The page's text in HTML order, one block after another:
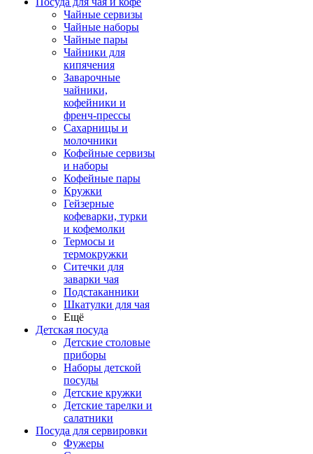
Чайные сервизы
Чайные наборы
Чайные пары
Чайники для
кипячения
Заварочные
чайники,
кофейники и
френч-прессы
Сахарницы и
молочники
Кофейные сервизы
и наборы
Кофейные пары
Кружки
Гейзерные
кофеварки, турки
и кофемолки
Термосы и
термокружки
Ситечки для
заварки чая
Подстаканники
Шкатулки для чая
Ещё
Детская посуда
Детские столовые
приборы
Наборы детской
посуды
Детские кружки
Детские тарелки и
салатники
Посуда для сервировки
Фужеры